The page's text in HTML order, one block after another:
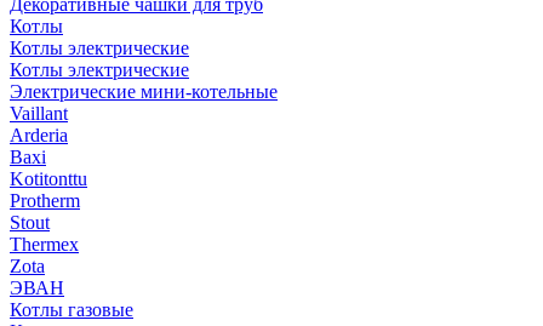
Котлы
Котлы электрические
Котлы электрические
Электрические мини-котельные
Vaillant
Arderia
Baxi
Kotitonttu
Protherm
Stout
Thermex
Zota
ЭВАН
Котлы газовые